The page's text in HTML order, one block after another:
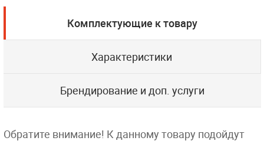
Комплектующие к товару
Характеристики
Брендирование и доп. услуги
Обратите внимание! К данному товару подойдут